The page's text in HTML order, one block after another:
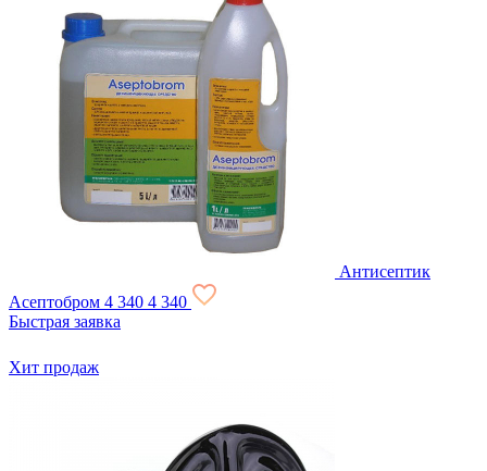
Антисептик
Асептобром 4 340 4 340
Быстрая заявка
Хит продаж